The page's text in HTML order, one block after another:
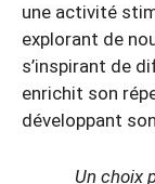
une activité
explorant de
s’inspirant de
enrichit son
développant
Un choix